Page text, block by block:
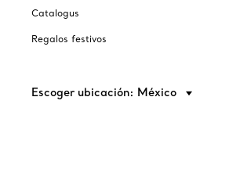
Catalogus
Regalos festivos
Escoger ubicación: México